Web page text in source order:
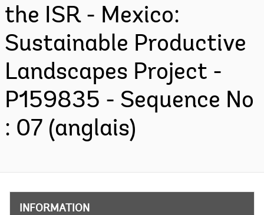
the ISR - Mexico:
Sustainable Productive
Landscapes Project -
P159835 - Sequence No
: 07 (anglais)
INFORMATION